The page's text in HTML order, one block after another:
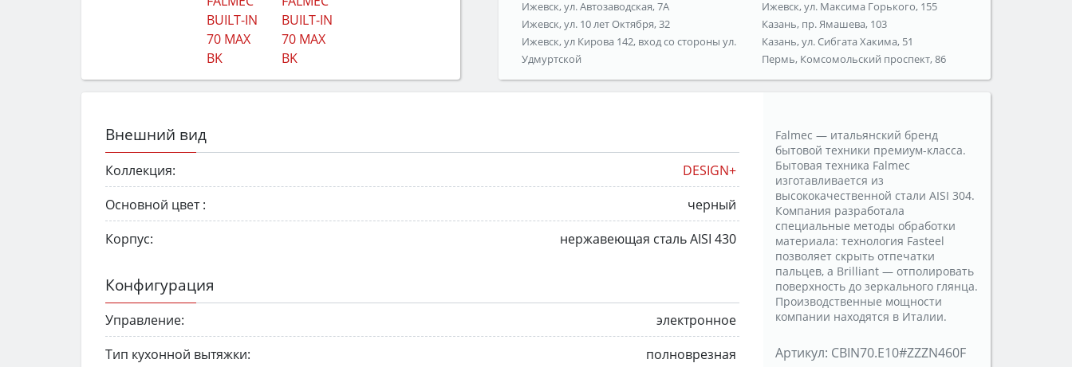
Ижевск, ул. Автозаводская, 7А
Ижевск, ул. 10 лет Октября, 32
Ижевск, ул Кирова 142, вход со стороны ул.
Удмуртской
Ижевск, ул. Максима Горького, 155
Казань, пр. Ямашева, 103
Казань, ул. Сибгата Хакима, 51
Пермь, Комсомольский проспект, 86
Внешний вид
Коллекция:
DESIGN+
Основной цвет :
черный
Корпус:
нержавеющая сталь AISI 430
Конфигурация
Управление:
электронное
Тип кухонной вытяжки:
полноврезная
Falmec — итальянский бренд
бытовой техники премиум-класса.
Бытовая техника Falmec
изготавливается из
высококачественной стали AISI 304.
Компания разработала
специальные методы обработки
материала: технология Fasteel
позволяет скрыть отпечатки
пальцев, а Brilliant — отполировать
поверхность до зеркального глянца.
Производственные мощности
компании находятся в Италии.
Артикул: CBIN70.E10#ZZZN460F